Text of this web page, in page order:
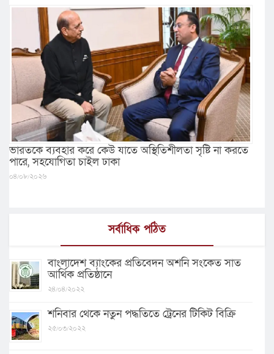
ভারতকে ব্যবহার করে কেউ যাতে অস্থিতিশীলতা সৃষ্টি না করতে
পারে, সহযোগিতা চাইল ঢাকা
০৪/০৮/২০২৬
সর্বাধিক পঠিত
বাংলাদেশ ব্যাংকের প্রতিবেদন অশনি সংকেত সাত
আর্থিক প্রতিষ্ঠানে
২৪/০৪/২০২২
শনিবার থেকে নতুন পদ্ধতিতে ট্রেনের টিকিট বিক্রি
২৫/০৩/২০২২